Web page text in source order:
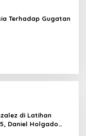
Terhadap Gugatan
di Latihan
Daniel Holgado